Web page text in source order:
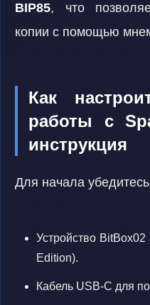
BIP85, что
копии с помощью
Как
работы с
инструкция
Для начала
Устройство
Edition).
Кабель USB-C для